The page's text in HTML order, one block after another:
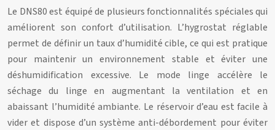
Le DNS80 est équipé de plusieurs fonctionnalités spéciales qui
améliorent son confort d’utilisation. L’hygrostat réglable
permet de définir un taux d’humidité cible, ce qui est pratique
pour maintenir un environnement stable et éviter une
déshumidification excessive. Le mode linge accélère le
séchage du linge en augmentant la ventilation et en
abaissant l’humidité ambiante. Le réservoir d’eau est facile à
vider et dispose d’un système anti-débordement pour éviter